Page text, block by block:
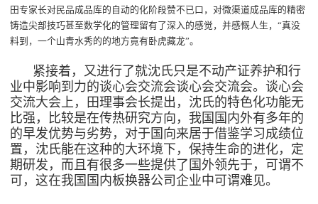
田专家长对民品成品库的自动的化阶段赞不已口，对微渠道成品库的精密
铸造尖部技巧甚至数学化的管理留有了深入的感觉，并感慨人生，“真没
料到，一个山青水秀的的地方竟有卧虎藏龙”。
紧接着，又进行了就沈氏只是不动产证养护和行
业中影响到力的谈心会交流会谈心会交流会。谈心会
交流大会上，田理事会长提出，沈氏的特色化功能无
比强，比较是在传热研究方向，我国国内外有多年的
的早发优势与劣势，对于国向来居于借鉴学习成绩位
置，沈氏能在这种的大环境下，保持生命的进化，定
期研发，而且有很多一些提供了国外领先于，可谓不
可，这在我国国内板换器公司企业中可谓难见。